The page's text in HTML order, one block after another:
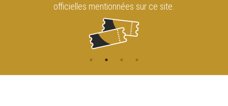
officielles mentionnées sur ce site.